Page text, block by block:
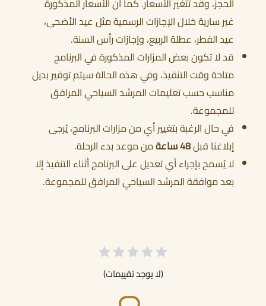
الحجز، وقد تتغير الأسعار. كما أن الأسعار المذكورة
غير سارية خلال الإجازات الرسمية مثل عيد الأضحى،
عيد الفطر، عطلة الربيع، وإجازات رأس السنة.
قد لا تكون بعض المزارات المذكورة في البرنامج
متاحة وقت التنفيذ، وفي هذه الحالة سيتم توفير بديل
مناسب حسب تعليمات المرشد السياحي المرافق
للمجموعة.
في حال الرغبة بتغيير أي من مزارات البرنامج، يُرجى
إبلاغنا قبل48 ساعة
من موعد بدء الرحلة.
لا يُسمح بإجراء أي تعديل على البرنامج أثناء التنفيذ إلا
بعد موافقة المرشد السياحي المرافق للمجموعة.
(لا يوجد تقييمات)